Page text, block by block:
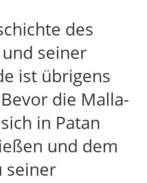
des
seiner
ist übrigens
die Malla-
in Patan
und dem
seiner